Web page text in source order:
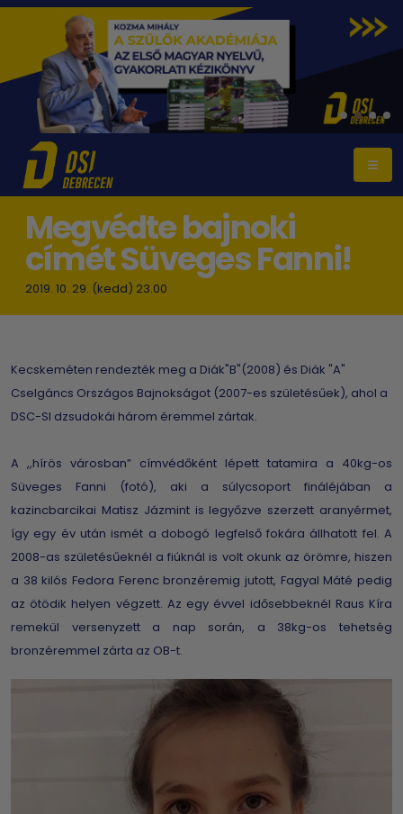
Megvédte bajnoki
címét Süveges Fanni!
2019. 10. 29. (kedd) 23.00
Kecskeméten rendezték meg a Diák"B"(2008) és Diák "A"
Cselgáncs Országos Bajnokságot (2007-es születésűek), ahol a
DSC-SI dzsudokái három éremmel zártak.
A ,,hírös városban” címvédőként lépett tatamira a 40kg-os
Süveges Fanni (fotó), aki a súlycsoport fináléjában a
kazincbarcikai Matisz Jázmint is legyőzve szerzett aranyérmet,
így egy év után ismét a dobogó legfelső fokára állhatott fel. A
2008-as születésűeknél a fiúknál is volt okunk az örömre, hiszen
a 38 kilós Fedora Ferenc bronzéremig jutott, Fagyal Máté pedig
az ötödik helyen végzett. Az egy évvel idősebbeknél Raus Kíra
remekül versenyzett a nap során, a 38kg-os tehetség
bronzéremmel zárta az OB-t.